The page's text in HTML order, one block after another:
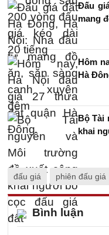
Đấu
mang
Hôm
Hà
Bộ Tài
khai
đấu giá phiên đấu giá
Bình luận